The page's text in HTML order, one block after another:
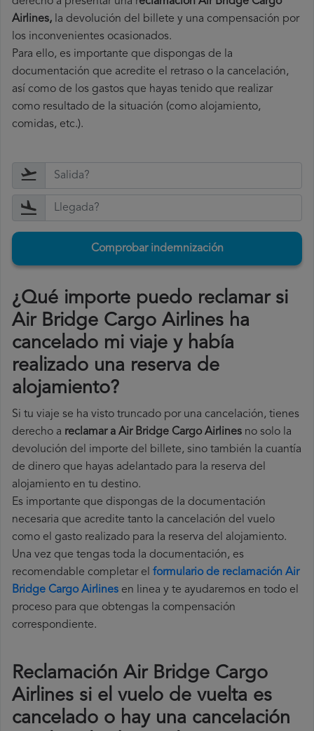
Airlines, la devolución del billete y una compensación por
los inconvenientes ocasionados.
Para ello, es importante que dispongas de la
documentación que acredite el retraso o la cancelación,
así como de los gastos que hayas tenido que realizar
como resultado de la situación (como alojamiento,
comidas, etc.).
Comprobar indemnización
¿Qué importe puedo reclamar si
Air Bridge Cargo Airlines ha
cancelado mi viaje y había
realizado una reserva de
alojamiento?
Si tu viaje se ha visto truncado por una cancelación, tienes
derecho a reclamar a Air Bridge Cargo Airlines no solo la
devolución del importe del billete, sino también la cuantía
de dinero que hayas adelantado para la reserva del
alojamiento en tu destino.
Es importante que dispongas de la documentación
necesaria que acredite tanto la cancelación del vuelo
como el gasto realizado para la reserva del alojamiento.
Una vez que tengas toda la documentación, es
recomendable completar el formulario de reclamación Air
Bridge Cargo Airlines en linea y te ayudaremos en todo el
proceso para que obtengas la compensación
correspondiente.
Reclamación Air Bridge Cargo
Airlines si el vuelo de vuelta es
cancelado o hay una cancelación